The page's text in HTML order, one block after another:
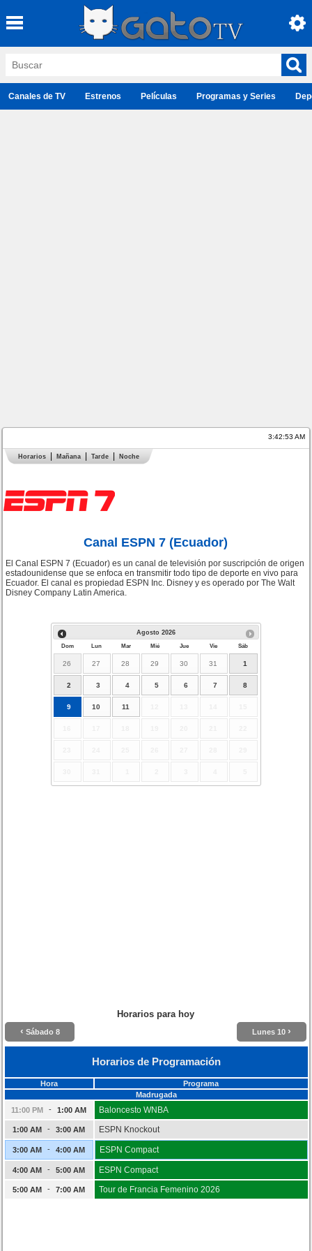
Canales de TV Estrenos Películas Programas y Series
3:42:53 AM
Horarios Mañana Tarde Noche
Canal ESPN 7 (Ecuador)
El Canal ESPN 7 (Ecuador) es un canal de televisión por suscripción de origen
estadounidense que se enfoca en transmitir todo tipo de deporte en vivo para
Ecuador. El canal es propiedad ESPN Inc. Disney y es operado por The Walt
Disney Company Latin America.
Agosto 2026
Dom Lun Mar Mié Jue Vie Sáb
26 27 28 29 30 31 1
2 3 4 5 6 7 8
9 10 11
Horarios para hoy
‹ Sábado 8 Lunes 10 ›
Horarios de Programación
Hora
Programa
Madrugada
11:00 PM
- 1:00 AM Baloncesto WNBA
1:00 AM - 3:00 AM ESPN Knockout
3:00 AM - 4:00 AM ESPN Compact
4:00 AM - 5:00 AM ESPN Compact
5:00 AM - 7:00 AM Tour de Francia Femenino 2026